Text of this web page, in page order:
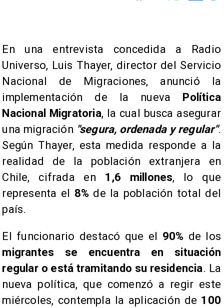
En una entrevista concedida a Radio
Universo, Luis Thayer, director del Servicio
Nacional de Migraciones, anunció la
implementación de la nueva Política
Nacional Migratoria, la cual busca asegurar
una migración "segura, ordenada y regular".
Según Thayer, esta medida responde a la
realidad de la población extranjera en
Chile, cifrada en 1,6 millones, lo que
representa el 8% de la población total del
país.
​El funcionario destacó que el 90% de los
migrantes se encuentra en situación
regular o está tramitando su residencia. La
nueva política, que comenzó a regir este
miércoles, contempla la aplicación de 100